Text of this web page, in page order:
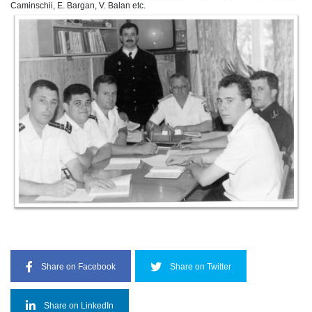
Caminschii, E. Bargan, V. Balan etc.
Share on Facebook Share on Twitter
Share on LinkedIn